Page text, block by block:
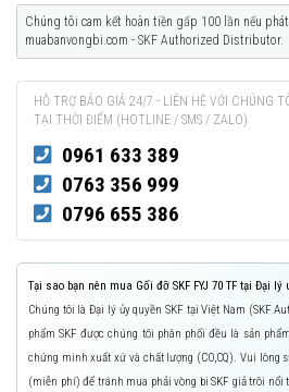
Chúng tôi cam kết hoàn tiền gấp 100 lần nếu
muabanvongbi.com - SKF Authorized Distributor.
HỖ TRỢ BÁO GIÁ 24/7 - LIÊN HỆ VỚI CHÚNG
TẠI THỜI ĐIỂM (HOTLINE / SMS / ZALO)
0961 633 389
0763 356 999
0796 655 386
Tại sao bạn nên mua Gối đỡ SKF FYJ 70 TF tại Đại lý
Chúng tôi là Đại lý ủy quyền SKF tại Việt Nam (SKF
phẩm SKF được chúng tôi phân phối đều là sản
chứng minh xuất xứ và chất lượng (CO,CQ). Vui lòng
(miễn phí) để tránh mua phải vòng bi SKF giả trôi nổi